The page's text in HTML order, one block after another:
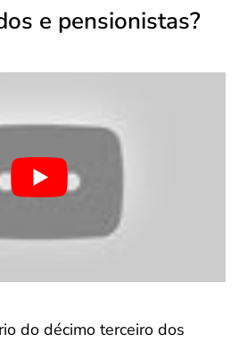
e pensionistas?
do décimo terceiro dos